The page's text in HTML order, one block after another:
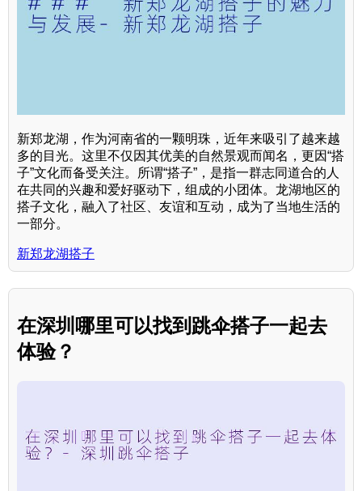
新郑龙湖，作为河南省的一颗明珠，近年来吸引了越来越
多的目光。这里不仅因其优美的自然景观而闻名，更因“搭
子”文化而备受关注。所谓“搭子”，是指一群志同道合的人
在共同的兴趣和爱好驱动下，组成的小团体。龙湖地区的
搭子文化，融入了社区、友谊和互动，成为了当地生活的
一部分。
新郑龙湖搭子
在深圳哪里可以找到跳伞搭子一起去
体验？